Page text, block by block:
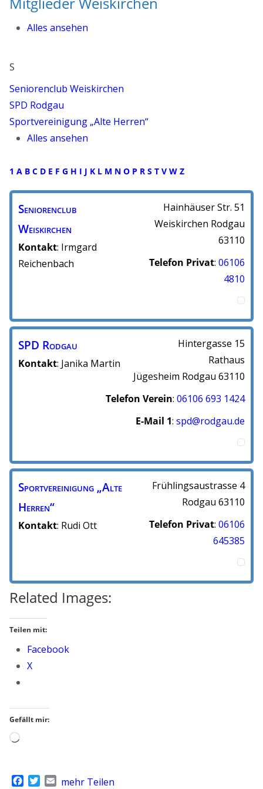
Alles ansehen
S
Seniorenclub Weiskirchen
SPD Rodgau
Sportvereinigung „Alte Herren“
Alles ansehen
1 A B C D E F G H I J K L M N O P R S T V W Z
Seniorenclub
Weiskirchen
Kontakt: Irmgard
Reichenbach
Hainhäuser Str. 51
Weiskirchen Rodgau
63110
Telefon Privat: 06106
4810
SPD Rodgau
Kontakt: Janika Martin
Hintergasse 15
Rathaus
Jügesheim Rodgau 63110
Telefon Verein: 06106 693 1424
E-Mail 1: spd@rodgau.de
Sportvereinigung „Alte
Herren“
Kontakt: Rudi Ott
Frühlingsaustrasse 4
Rodgau 63110
Telefon Privat: 06106
645385
Related Images:
Teilen mit:
Facebook
X
Gefällt mir:
Wird
T
mehr Teilen